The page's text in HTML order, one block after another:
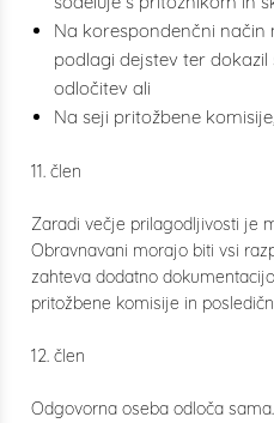
Na korespondenčni
podlagi dejstev ter
odločitev ali
Na seji pritožbene
11. člen
Zaradi večje prilagodljivosti je
Obravnavani morajo biti vsi
zahteva dodatno
pritožbene komisije in
12. člen
Odgovorna oseba odloča